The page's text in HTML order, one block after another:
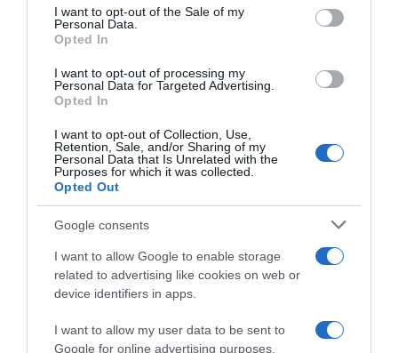
consent section.
I want to opt-out of the Sale of my
Personal Data.
Opted In
I want to opt-out of processing my
Personal Data for Targeted Advertising.
Opted In
I want to opt-out of Collection, Use,
Retention, Sale, and/or Sharing of my
Personal Data that Is Unrelated with the
Purposes for which it was collected.
Opted Out
Google consents
I want to allow Google to enable storage
related to advertising like cookies on web or
device identifiers in apps.
I want to allow my user data to be sent to
Google for online advertising purposes.
PRODUTOS E MARCAS
moda e criatividade no Funchal